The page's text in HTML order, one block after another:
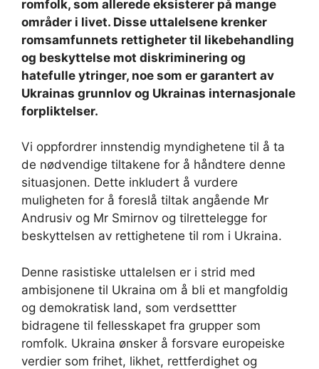
romfolk, som allerede eksisterer på mange
områder i livet. Disse uttalelsene krenker
romsamfunnets rettigheter til likebehandling
og beskyttelse mot diskriminering og
hatefulle ytringer, noe som er garantert av
Ukrainas grunnlov og Ukrainas internasjonale
forpliktelser.
Vi oppfordrer innstendig myndighetene til å ta
de nødvendige tiltakene for å håndtere denne
situasjonen. Dette inkludert å vurdere
muligheten for å foreslå tiltak angående Mr
Andrusiv og Mr Smirnov og tilrettelegge for
beskyttelsen av rettighetene til rom i Ukraina.
Denne rasistiske uttalelsen er i strid med
ambisjonene til Ukraina om å bli et mangfoldig
og demokratisk land, som verdsettter
bidragene til fellesskapet fra grupper som
romfolk. Ukraina ønsker å forsvare europeiske
verdier som frihet, likhet, rettferdighet og